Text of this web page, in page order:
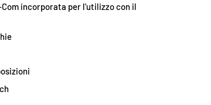
galleria
visualizzazione galleria
10 nella visualizzazione galleria
Carica immagine 11 nella visualizzazione galleria
Carica immagine 12 nella
incorporata per l'utilizzo con il